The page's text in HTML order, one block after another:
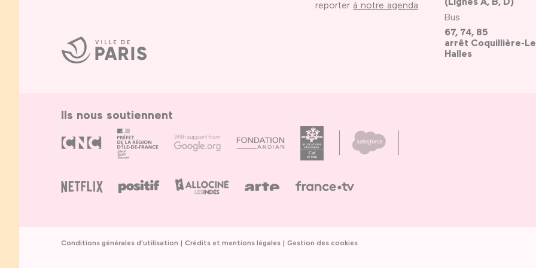
Ville
de
Paris
reporter à notre agenda
Bus
67, 74, 85
arrêt Coquillière-
Halles
Ils nous soutiennent
Conditions générales d'utilisation Crédits et mentions légales Gestion des cookies